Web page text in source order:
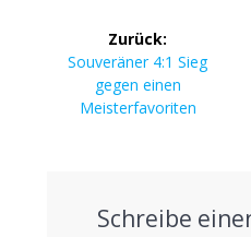
Zurück:
Vorheriger
Beitrag:
Sou­ve­rä­ner 4:1 Sieg
gegen einen
Meisterfavoriten
Schreibe